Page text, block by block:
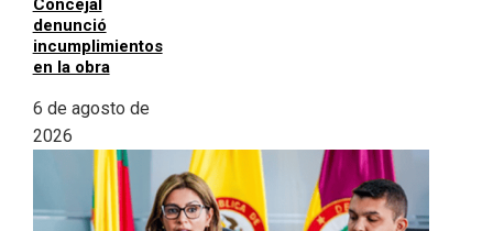
Concejal
denunció
incumplimientos
en la obra
6 de agosto de
2026